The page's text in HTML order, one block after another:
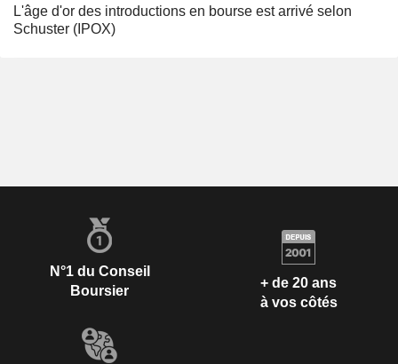
L'âge d'or des introductions en bourse est arrivé selon
Schuster (IPOX)
N°1 du Conseil
Boursier
+ de 20 ans
à vos côtés